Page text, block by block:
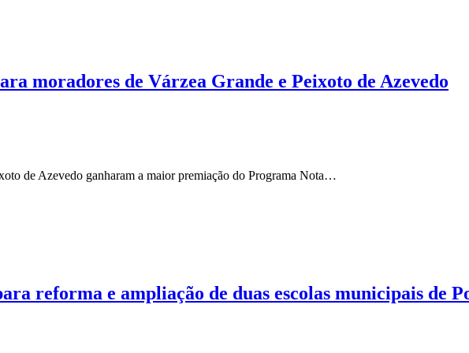
moradores de Várzea Grande e Peixoto de Azevedo
de Azevedo ganharam a maior premiação do Programa Nota…
reforma e ampliação de duas escolas municipais de